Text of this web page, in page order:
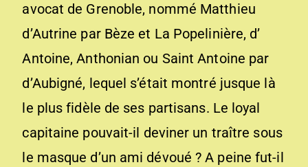
avocat de Grenoble, nommé Matthieu
d’Autrine par Bèze et La Popelinière, d’
Antoine, Anthonian ou Saint Antoine par
d’Aubigné, lequel s’était montré jusque là
le plus fidèle de ses partisans. Le loyal
capitaine pouvait-il deviner un traître sous
le masque d’un ami dévoué ? A peine fut-il